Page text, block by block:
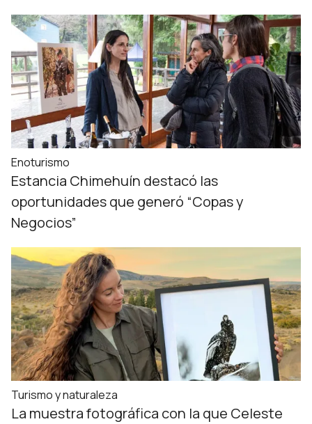
Enoturismo
Estancia Chimehuín destacó las
oportunidades que generó “Copas y
Negocios”
Turismo y naturaleza
La muestra fotográfica con la que Celeste